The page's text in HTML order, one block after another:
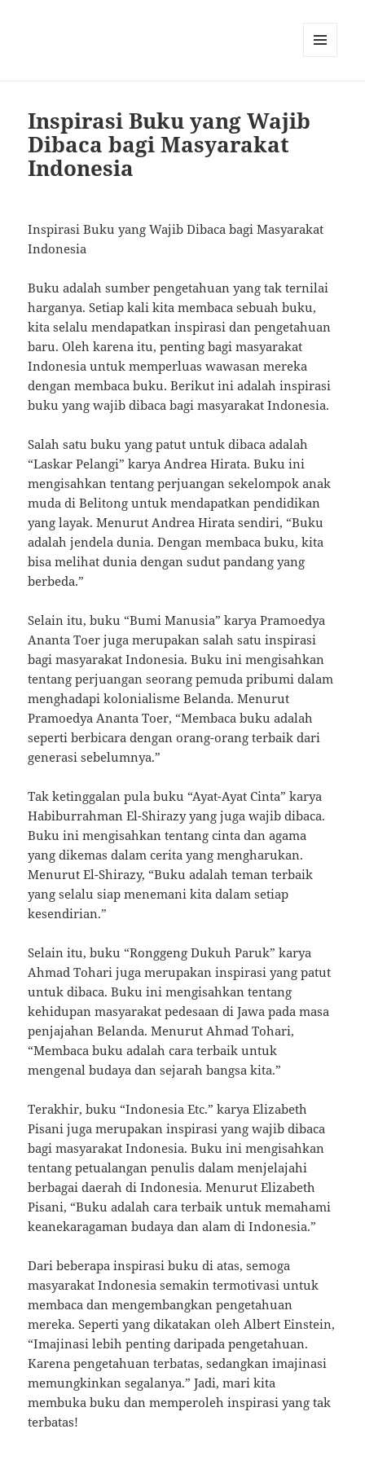
Inspirasi Buku yang Wajib
Dibaca bagi Masyarakat
Indonesia
Inspirasi Buku yang Wajib Dibaca bagi Masyarakat
Indonesia
Buku adalah sumber pengetahuan yang tak ternilai
harganya. Setiap kali kita membaca sebuah buku,
kita selalu mendapatkan inspirasi dan pengetahuan
baru. Oleh karena itu, penting bagi masyarakat
Indonesia untuk memperluas wawasan mereka
dengan membaca buku. Berikut ini adalah inspirasi
buku yang wajib dibaca bagi masyarakat Indonesia.
Salah satu buku yang patut untuk dibaca adalah
“Laskar Pelangi” karya Andrea Hirata. Buku ini
mengisahkan tentang perjuangan sekelompok anak
muda di Belitong untuk mendapatkan pendidikan
yang layak. Menurut Andrea Hirata sendiri, “Buku
adalah jendela dunia. Dengan membaca buku, kita
bisa melihat dunia dengan sudut pandang yang
berbeda.”
Selain itu, buku “Bumi Manusia” karya Pramoedya
Ananta Toer juga merupakan salah satu inspirasi
bagi masyarakat Indonesia. Buku ini mengisahkan
tentang perjuangan seorang pemuda pribumi dalam
menghadapi kolonialisme Belanda. Menurut
Pramoedya Ananta Toer, “Membaca buku adalah
seperti berbicara dengan orang-orang terbaik dari
generasi sebelumnya.”
Tak ketinggalan pula buku “Ayat-Ayat Cinta” karya
Habiburrahman El-Shirazy yang juga wajib dibaca.
Buku ini mengisahkan tentang cinta dan agama
yang dikemas dalam cerita yang mengharukan.
Menurut El-Shirazy, “Buku adalah teman terbaik
yang selalu siap menemani kita dalam setiap
kesendirian.”
Selain itu, buku “Ronggeng Dukuh Paruk” karya
Ahmad Tohari juga merupakan inspirasi yang patut
untuk dibaca. Buku ini mengisahkan tentang
kehidupan masyarakat pedesaan di Jawa pada masa
penjajahan Belanda. Menurut Ahmad Tohari,
“Membaca buku adalah cara terbaik untuk
mengenal budaya dan sejarah bangsa kita.”
Terakhir, buku “Indonesia Etc.” karya Elizabeth
Pisani juga merupakan inspirasi yang wajib dibaca
bagi masyarakat Indonesia. Buku ini mengisahkan
tentang petualangan penulis dalam menjelajahi
berbagai daerah di Indonesia. Menurut Elizabeth
Pisani, “Buku adalah cara terbaik untuk memahami
keanekaragaman budaya dan alam di Indonesia.”
Dari beberapa inspirasi buku di atas, semoga
masyarakat Indonesia semakin termotivasi untuk
membaca dan mengembangkan pengetahuan
mereka. Seperti yang dikatakan oleh Albert Einstein,
“Imajinasi lebih penting daripada pengetahuan.
Karena pengetahuan terbatas, sedangkan imajinasi
memungkinkan segalanya.” Jadi, mari kita
membuka buku dan memperoleh inspirasi yang tak
terbatas!